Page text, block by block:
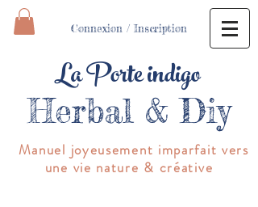
La Porte indigo
Herbal & Diy
Connexion / Inscription
Manuel joyeusement imparfait vers
une vie nature & créative